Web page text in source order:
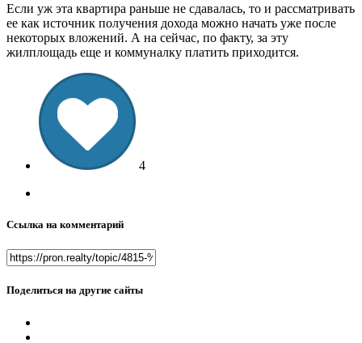
Если уж эта квартира раньше не сдавалась, то и рассматривать
ее как источник получения дохода можно начать уже после
некоторых вложений. А на сейчас, по факту, за эту
жилплощадь еще и коммуналку платить приходится.
4
Ссылка на комментарий
Поделиться на другие сайты